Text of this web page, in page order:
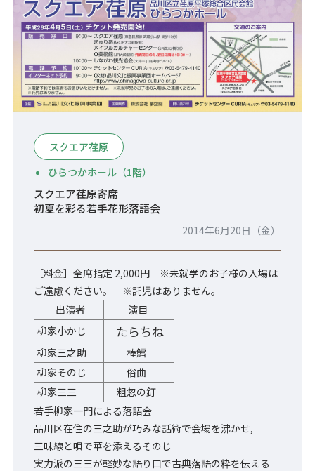
スクエア荏原
ひらつかホール（1階）
スクエア荏原寄席
初夏を彩る若手花形落語会
2014年6月20日（金）
［料金］全席指定 2,000円 ※未就学のお子様の入場は
ご遠慮ください。 ※託児はありません。
出演者
演目
柳家小かじ
たらちね
柳家三之助
棒鱈
柳家そのじ
俗曲
柳家三三
粗忽の釘
若手柳家一門による落語会
品川区在住の三之助が巧みな話術で会場を沸かせ,
三味線と唄で華を添えるそのじ
実力派の三三が軽妙な語り口で古典落語の粋を伝える